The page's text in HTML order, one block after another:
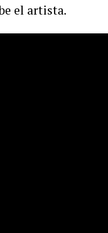
el artista.